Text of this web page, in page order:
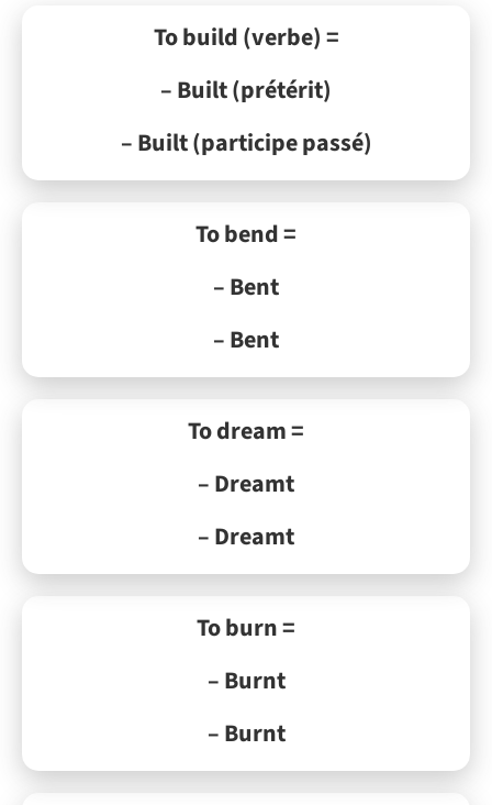
To build (verbe) =
– Built (prétérit)
– Built (participe passé)
To bend =
– Bent
– Bent
To dream =
– Dreamt
– Dreamt
To burn =
– Burnt
– Burnt